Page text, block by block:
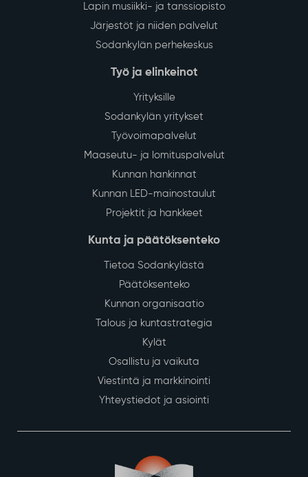
Lapin musiikki- ja tanssiopisto
Järjestöt ja niiden palvelut
Sodankylän perhekeskus
Työ ja elinkeinot
Yrityksille
Sodankylän yritykset
Työvoimapalvelut
Maaseutu- ja lomituspalvelut
Kunnan hankinnat
Kunnan LED-mainostaulut
Projektit ja hankkeet
Kunta ja päätöksenteko
Tietoa Sodankylästä
Päätöksenteko
Kunnan organisaatio
Talous ja kuntastrategia
Kylät
Osallistu ja vaikuta
Viestintä ja markkinointi
Yhteystiedot ja asiointi